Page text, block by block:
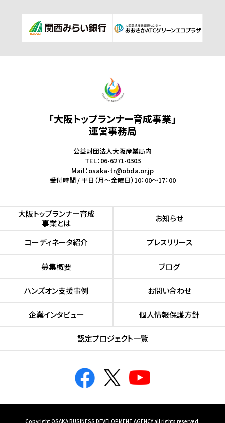
「大阪トップランナー育成事業」
運営事務局
公益財団法人大阪産業局内
TEL：06-6271-0303
Mail：osaka-tr@obda.or.jp
受付時間 / 平日（月～金曜日）10：00～17：00
⼤阪トップランナー育成
事業とは
お知らせ
コーディネータ紹介 プレスリリース
募集概要 ブログ
ハンズオン⽀援事例 お問い合わせ
企業インタビュー 個人情報保護方針
認定プロジェクト⼀覧
Copyright OSAKA BUSINESS DEVELOPMENT AGENCY all rights reserved.